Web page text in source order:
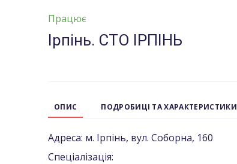
Працює
Ірпінь. СТО ІРПІНЬ
ОПИС ПОДРОБИЦІ ТА ХАРАКТЕРИСТИКИ
Адреса: м. Ірпінь, вул. Соборна, 160
Спеціалізація: